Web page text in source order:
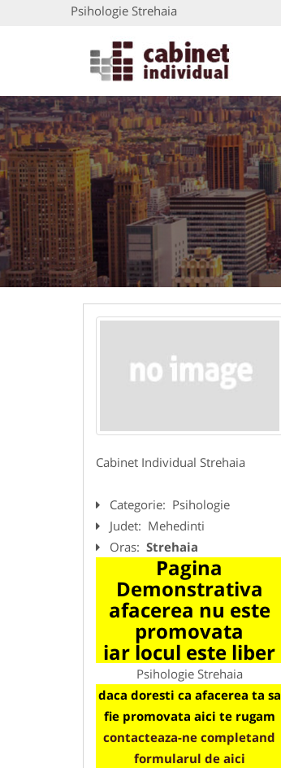
Psihologie Strehaia
Cabinet Individual Strehaia
Categorie: Psihologie
Judet: Mehedinti
Oras: Strehaia
Pagina
Demonstrativa
afacerea nu este
promovata
iar locul este liber
Psihologie Strehaia
daca doresti ca afacerea ta sa
fie promovata aici te rugam
contacteaza-ne completand
formularul de aici